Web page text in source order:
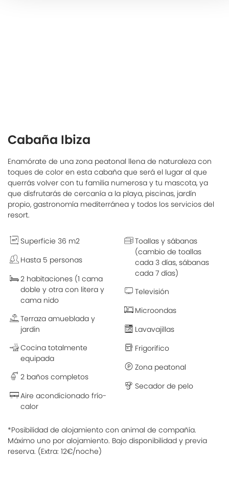
Cabaña Ibiza
Enamórate de una zona peatonal llena de naturaleza con
toques de color en esta cabaña que será el lugar al que
querrás volver con tu familia numerosa y tu mascota, ya
que disfrutarás de cercanía a la playa, piscinas, jardín
propio, gastronomía mediterránea y todos los servicios del
resort.
Superficie 36 m2
Hasta 5 personas
2 habitaciones (1 cama
doble y otra con litera y
cama nido
Terraza amueblada y
jardin
Cocina totalmente
equipada
2 baños completos
Aire acondicionado frío-
calor
Toallas y sábanas
(cambio de toallas
cada 3 días, sábanas
cada 7 días)
Televisión
Microondas
Lavavajillas
Frigorifico
Zona peatonal
Secador de pelo
*Posibilidad de alojamiento con animal de compañía.
Máximo uno por alojamiento. Bajo disponibilidad y previa
reserva. (Extra: 12€/noche)